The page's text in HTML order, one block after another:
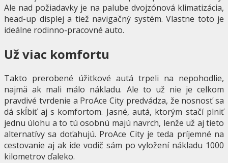
Ale nad požiadavky je na palube dvojzónová klimatizácia,
head-up displej a tiež navigačný systém. Vlastne toto je
ideálne rodinno-pracovné auto.
Už viac komfortu
Takto prerobené úžitkové autá trpeli na nepohodlie,
najmä ak mali málo nákladu. Ale to už nie je celkom
pravdivé tvrdenie a ProAce City predvádza, že nosnosť sa
dá skĺbiť aj s komfortom. Jasné, autá, ktorým stačí plniť
jednu úlohu a to tú osobnú majú navrch, lenže už aj tieto
alternatívy sa doťahujú. ProAce City je teda príjemné na
cestovanie aj ak ide vodič sám po vyložení nákladu 1000
kilometrov ďaleko.